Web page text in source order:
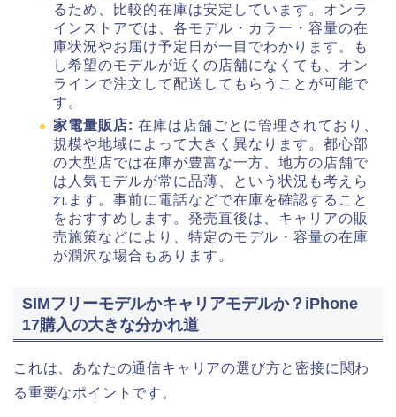
るため、比較的在庫は安定しています。オンラ
インストアでは、各モデル・カラー・容量の在
庫状況やお届け予定日が一目でわかります。も
し希望のモデルが近くの店舗になくても、オン
ラインで注文して配送してもらうことが可能で
す。
家電量販店: 在庫は店舗ごとに管理されており、
規模や地域によって大きく異なります。都心部
の大型店では在庫が豊富な一方、地方の店舗で
は人気モデルが常に品薄、という状況も考えら
れます。事前に電話などで在庫を確認すること
をおすすめします。発売直後は、キャリアの販
売施策などにより、特定のモデル・容量の在庫
が潤沢な場合もあります。
SIMフリーモデルかキャリアモデルか？iPhone
17購入の大きな分かれ道
これは、あなたの通信キャリアの選び方と密接に関わ
る重要なポイントです。